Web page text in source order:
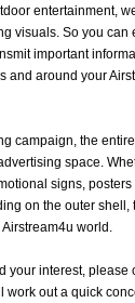
entertainment,
visuals. So you
important
and around your
campaign, the
space.
signs,
on the outer shell,
world.
your interest,
work out a quick